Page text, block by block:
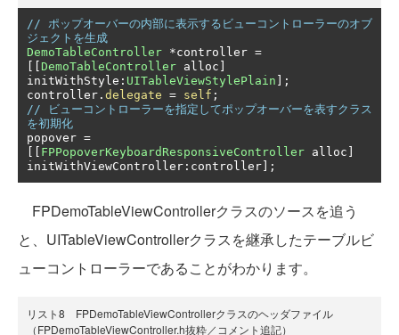
// ポップオーバーの内部に表示するビューコントローラーのオブ
ジェクトを生成
DemoTableController *controller =
DemoTableController alloc
initWithStyle : UITableViewStylePlain ];
controller . delegate = self ;
// ビューコントローラーを指定してポップオーバーを表すクラス
を初期化
popover =
FPPopoverKeyboardResponsiveController alloc
initWithViewController : controller ];
FPDemoTableViewControllerクラスのソースを追う
と、UITableViewControllerクラスを継承したテーブルビ
ューコントローラーであることがわかります。
リスト8 FPDemoTableViewControllerクラスのヘッダファイル
（FPDemoTableViewController.h抜粋／コメント追記）